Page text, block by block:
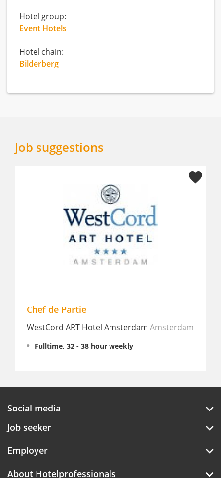
Hotel group:
Event Hotels
Hotel chain:
Bilderberg
Job suggestions
de Partie
ART Hotel AmsterdamAmsterdam
32 - 38 hour weekly
Safari
Social media
Job seeker
Employer
About Hotelprofessionals